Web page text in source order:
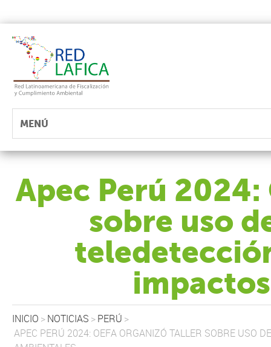
MENÚ
Apec Perú
sobre uso
INICIO >NOTICIAS >PERÚ >
APEC PERÚ 2024: OEFA ORGANIZÓ TALLER SOBRE USO